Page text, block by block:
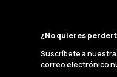
¿No quieres
Suscríbete a
correo electrónico